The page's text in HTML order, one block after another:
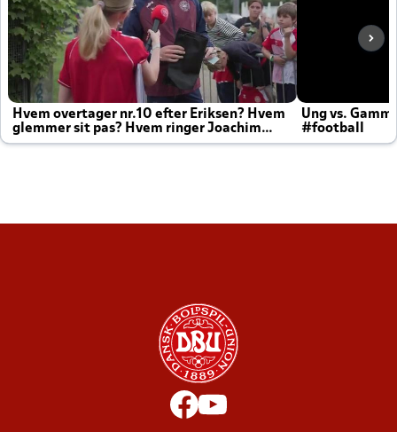
Hvem overtager nr.10 efter Eriksen? Hvem
glemmer sit pas? Hvem ringer Joachim
altid til efter kampe?
Ung vs.
#football